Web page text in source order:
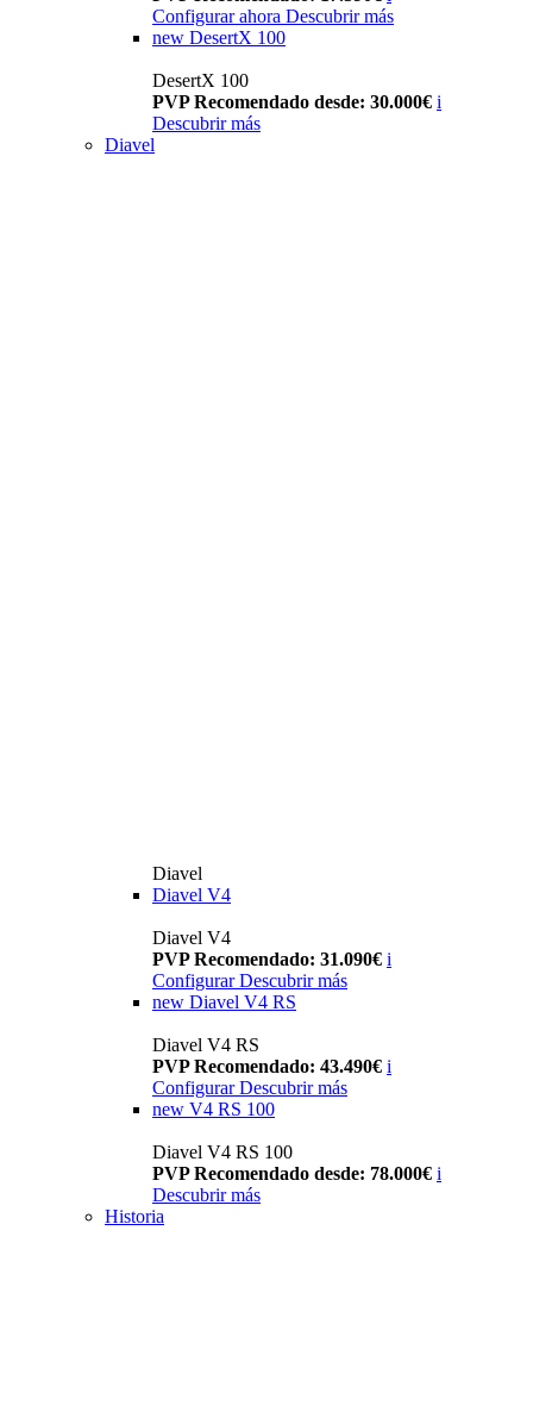
Configurar ahora Descubrir más
new DesertX 100
DesertX 100
PVP Recomendado desde: 30.000€ i
Descubrir más
Diavel
Diavel
Diavel V4
Diavel V4
PVP Recomendado: 31.090€ i
Configurar Descubrir más
new Diavel V4 RS
Diavel V4 RS
PVP Recomendado: 43.490€ i
Configurar Descubrir más
new V4 RS 100
Diavel V4 RS 100
PVP Recomendado desde: 78.000€ i
Descubrir más
Historia